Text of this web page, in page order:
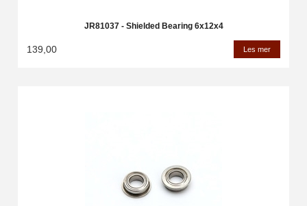
JR81037 - Shielded Bearing 6x12x4
139,00 Les mer